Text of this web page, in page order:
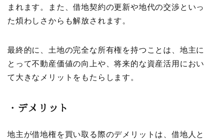
まれます。また、借地契約の更新や地代の交渉といっ
た煩わしさからも解放されます。
最終的に、土地の完全な所有権を持つことは、地主に
とって不動産価値の向上や、将来的な資産活用におい
て大きなメリットをもたらします。
・ デメリット
地主が借地権を買い取る際のデメリットは、借地人と